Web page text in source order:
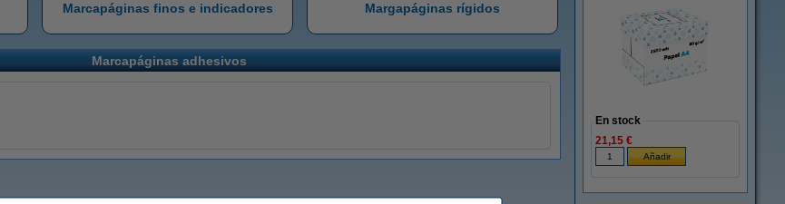
Marcapáginas finos e indicadores Margapáginas rígidos
Marcapáginas adhesivos
En stock
21,15 €